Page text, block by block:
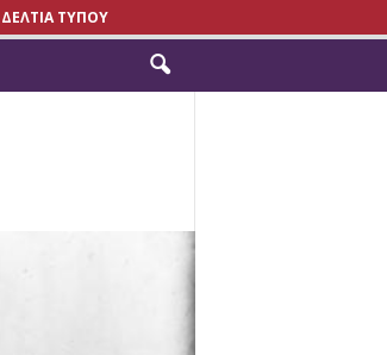
ΔΕΛΤΙΑ ΤΥΠΟΥ